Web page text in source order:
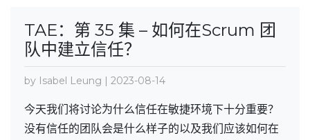
TAE：第 35 集 – 如何在Scrum 团
队中建立信任？
by Isabel Leung | 2023-08-14
今天我们将讨论为什么信任在敏捷环境下十分重要？
没有信任的团队会是什么样子的以及我们应该如何在